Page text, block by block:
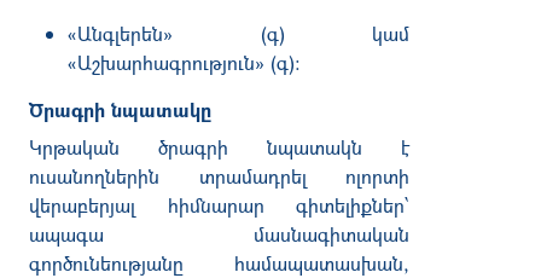
«Անգլերեն» (գ) կամ
«Աշխարհագրություն» (գ):
Ծրագրի նպատակը
Կրթական ծրագրի նպատակն է
ուսանողներին տրամադրել ոլորտի
վերաբերյալ հիմնարար գիտելիքներ՝
ապագա մասնագիտական
գործունեությանը համապատասխան,